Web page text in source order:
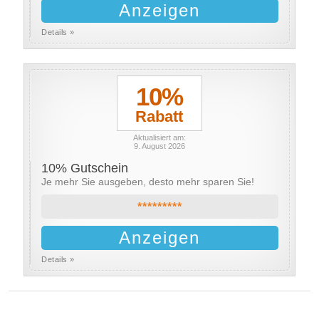
Anzeigen
Details »
10%
Rabatt
Aktualisiert am:
9. August 2026
10% Gutschein
Je mehr Sie ausgeben, desto mehr sparen Sie!
*********
Anzeigen
Details »